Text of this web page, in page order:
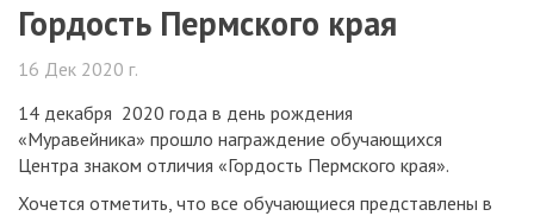
Гордость Пермского края
16 Дек 2020 г.
14 декабря 2020 года в день рождения
«Муравейника» прошло награждение обучающихся
Центра знаком отличия «Гордость Пермского края».
Хочется отметить, что все обучающиеся представлены в